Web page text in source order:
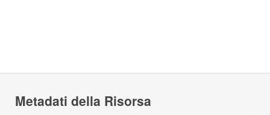
Metadati della Risorsa